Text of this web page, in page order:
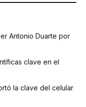
Antonio Duarte por
clave en el
la clave del celular